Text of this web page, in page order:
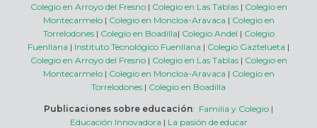
Colegio en Arroyo del Fresno| Colegio en Las Tablas| Colegio en
Montecarmelo| Colegio en Moncloa-Aravaca | Colegio en
Torrelodones| Colegio en Boadilla| Colegio Andel | Colegio
Fuenllana | Instituto Tecnológico Fuenllana | Colegio Gaztelueta |
Colegio en Arroyo del Fresno| Colegio en Las Tablas| Colegio en
Montecarmelo| Colegio en Moncloa-Aravaca | Colegio en
Torrelodones | Colegio en Boadilla
Publicaciones sobre educación: Familia y Colegio |
Educación Innovadora | La pasión de educar